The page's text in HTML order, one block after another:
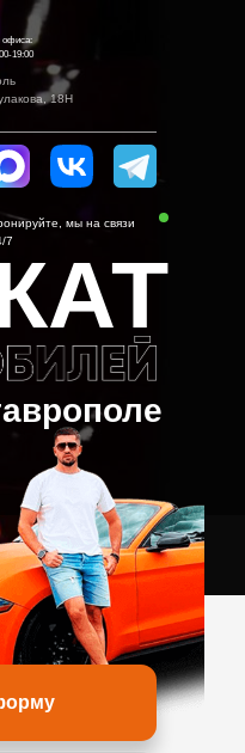
18Н
офиса:
19:00
мы на связи
7